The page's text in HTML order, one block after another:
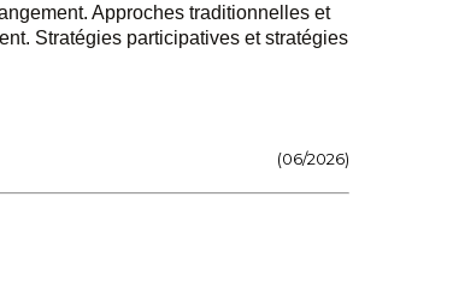
Approches traditionnelles et
Stratégies participatives et stratégies
(06/2026)